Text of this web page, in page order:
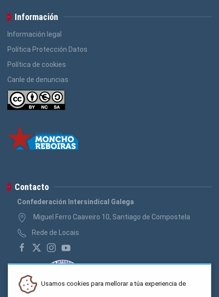
Información
Información legal
Política Protección Datos
Política de cookies
Canle de denuncias
Contacto
Confederación Intersindical Galega
Miguel Ferro Caaveiro 10, Santiago de Compostela
Rede de Locais
Usamos cookies para mellorar a túa experiencia de